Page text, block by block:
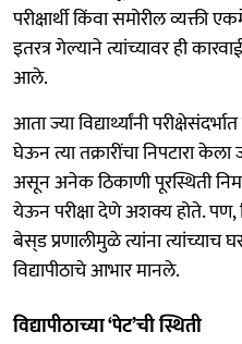
परीक्षार्थी किंवा समोरील व्यक्ती
इतरत्र गेल्याने त्यांच्यावर ही
आले.
आता ज्या विद्यार्थ्यांनी
घेऊन त्या तक्रारींचा निपटारा
असून अनेक ठिकाणी पूरस्थिती
येऊन परीक्षा देणे अशक्य होते. पण,
बेस्‌ड प्रणालीमुळे त्यांना त्यांच्याच
विद्यापीठाचे आभार मानले.
विद्यापीठाच्या ‘पेट’ची स्थिती